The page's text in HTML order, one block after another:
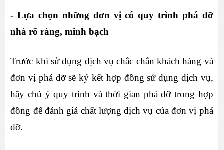
- Lựa chọn những đơn vị có quy trình phá dỡ
nhà rõ ràng, minh bạch
Trước khi sử dụng dịch vụ chắc chắn khách hàng và
đơn vị phá dỡ sẽ ký kết hợp đồng sử dụng dịch vụ,
hãy chú ý quy trình và thời gian phá dỡ trong hợp
đồng để đánh giá chất lượng dịch vụ của đơn vị phá
dỡ.